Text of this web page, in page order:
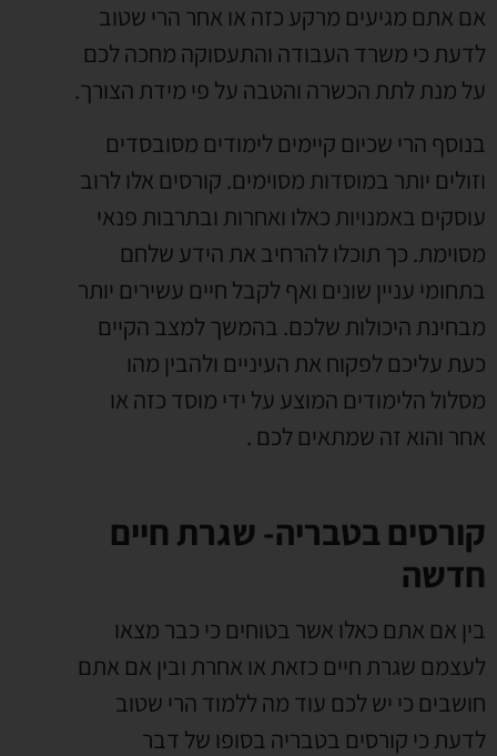
אם אתם מגיעים מרקע כזה או אחר הרי שטוב
לדעת כי משרד העבודה והתעסוקה מחכה לכם
על מנת לתת הכשרה והטבה על פי מידת הצורך.
בנוסף הרי שכיום קיימים לימודים מסובסדים
וזולים יותר במוסדות מסוימים. קורסים אלו לרוב
עוסקים באמנויות כאלו ואחרות ובתרבות פנאי
מסוימת. כך תוכלו להרחיב את הידע שלחם
בתחומי עניין שונים ואף לקבל חיים עשירים יותר
מבחינת היכולות שלכם. בהמשך למצב הקיים
כעת עליכם לפקוח את העיניים ולהבין מהו
מסלול הלימודים המוצע על ידי מוסד כזה או
אחר והוא זה שמתאים לכם .
קורסים בטבריה- שגרת חיים
חדשה
בין אם אתם כאלו אשר בטוחים כי כבר מצאו
לעצמם שגרת חיים כזאת או אחרת ובין אם אתם
חושבים כי יש לכם עוד מה ללמוד הרי שטוב
לדעת כי קורסים בטבריה בסופו של דבר